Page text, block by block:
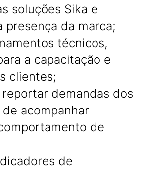
soluções Sika e
presença da marca;
técnicos,
a capacitação e
clientes;
demandas dos
acompanhar
de
de